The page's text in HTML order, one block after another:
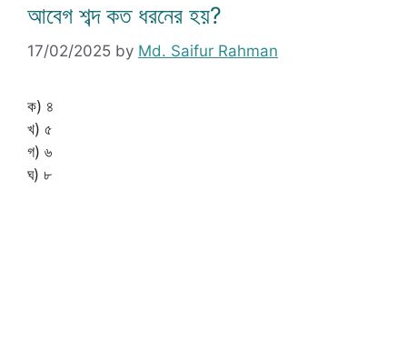
আবেগ শব্দ কত ধরনের হয়?
17/02/2025 by Md. Saifur Rahman
ক) ৪
খ) ৫
গ) ৬
ঘ) ৮